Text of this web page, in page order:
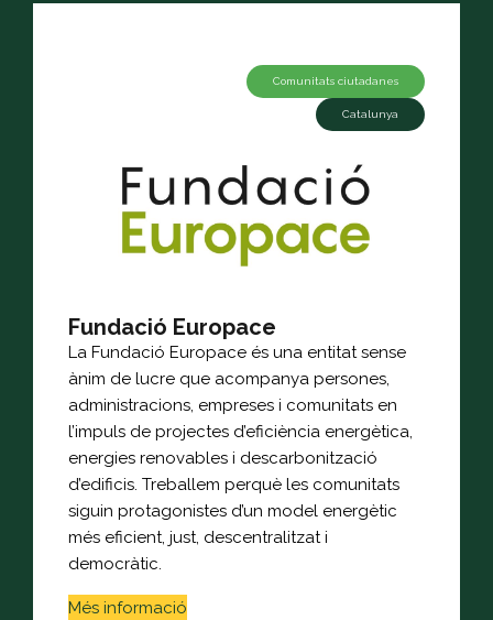
Comunitats ciutadanes
Catalunya
Fundació Europace
La Fundació Europace és una entitat sense
ànim de lucre que acompanya persones,
administracions, empreses i comunitats en
l’impuls de projectes d’eficiència energètica,
energies renovables i descarbonització
d’edificis. Treballem perquè les comunitats
siguin protagonistes d’un model energètic
més eficient, just, descentralitzat i
democràtic.
Més informació